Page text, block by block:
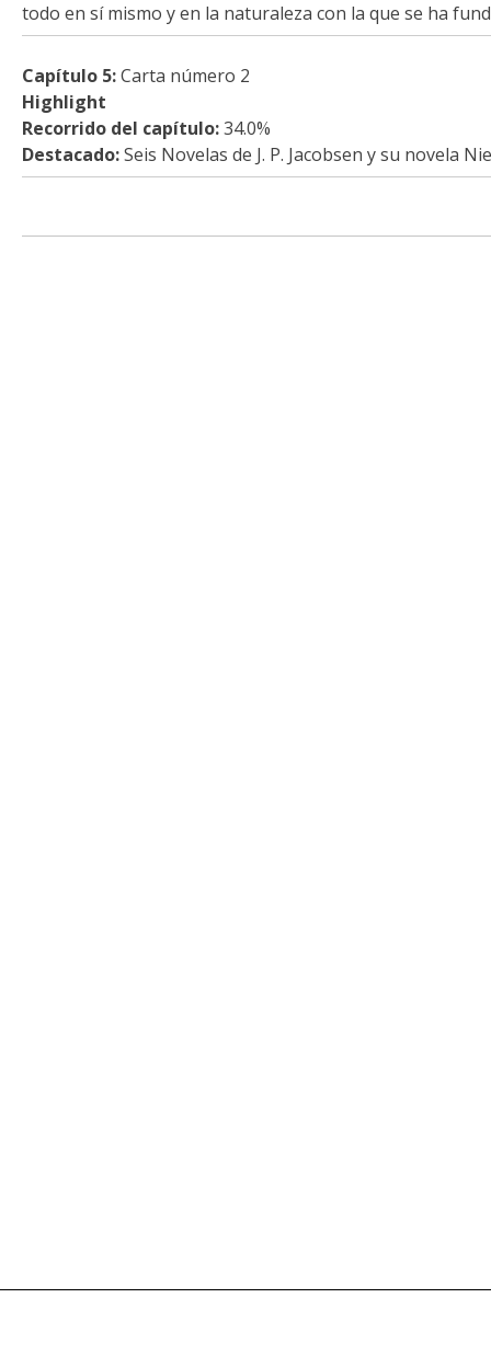
todo en sí mismo y en la naturaleza con la que se ha
Capítulo 5:Carta número 2
Highlight
Recorrido del capítulo:34.0%
Destacado:Seis Novelas de J. P. Jacobsen y su novela